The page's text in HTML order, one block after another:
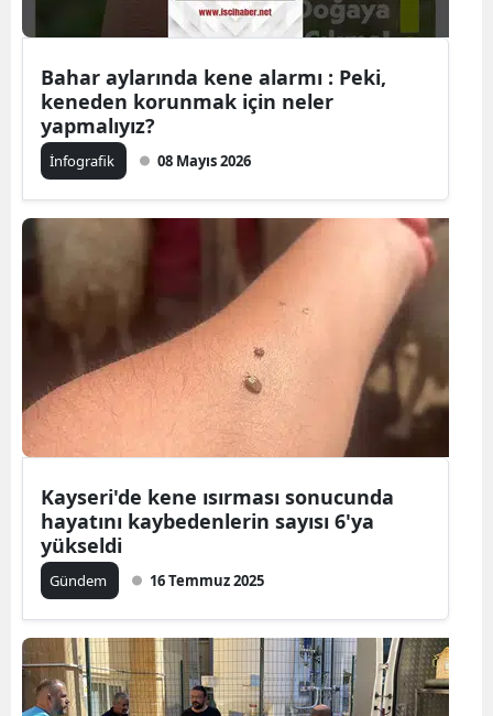
Gümüşhane
Hakkari
Isparta
Mersin
İstanbul
Kayseri
Kırklareli
Bahar aylarında kene alarmı : Peki,
keneden korunmak için neler
yapmalıyız?
İnfografik 08 Mayıs 2026
Kayseri'de kene ısırması sonucunda
hayatını kaybedenlerin sayısı 6'ya
yükseldi
Gündem 16 Temmuz 2025